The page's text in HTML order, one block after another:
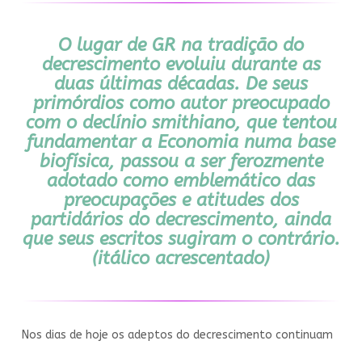
O lugar de GR na tradição do
decrescimento evoluiu durante as
duas últimas décadas. De seus
primórdios como autor preocupado
com o declínio smithiano, que tentou
fundamentar a Economia numa base
biofísica, passou a ser ferozmente
adotado como emblemático das
preocupações e atitudes dos
partidários do decrescimento, ainda
que seus escritos sugiram o contrário.
(itálico acrescentado)
Nos dias de hoje os adeptos do decrescimento continuam